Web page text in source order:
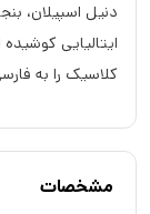
دنیل اسپیلان،
ایتالیایی
کلاسیک را به
مشخصات